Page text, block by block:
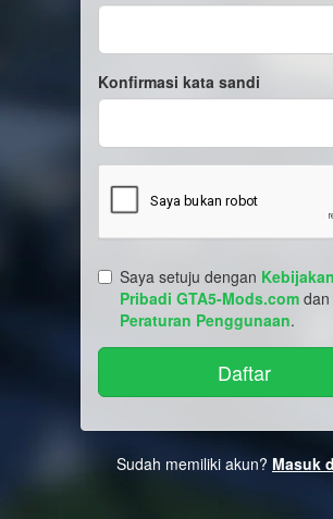
Konfirmasi kata sandi
Saya setuju dengan Kebijakan
Pribadi GTA5-Mods.com dan
Peraturan Penggunaan.
Sudah memiliki akun? Masuk